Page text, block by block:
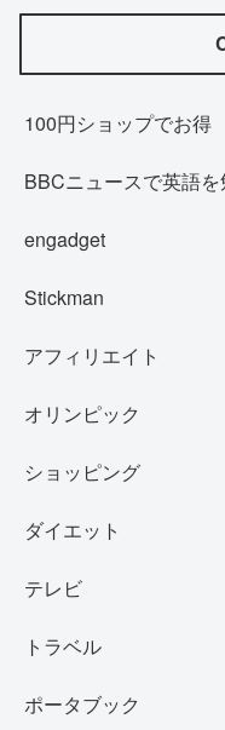
100円ショップでお得
BBCニュースで英語を
engadget
Stickman
アフィリエイト
オリンピック
ショッピング
ダイエット
テレビ
トラベル
ポータブック